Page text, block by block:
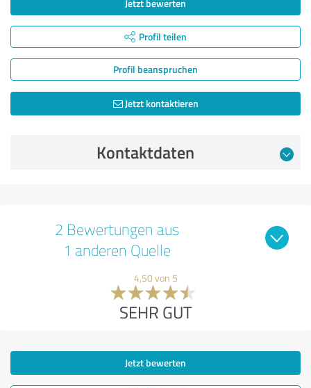
Jetzt bewerten
Profil teilen
Profil beanspruchen
Jetzt kontaktieren
Kontaktdaten
2 Bewertungen aus
1 anderen Quelle
4,50 von 5
SEHR GUT
Jetzt bewerten